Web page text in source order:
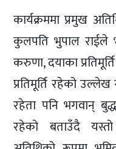
कार्यक्रममा प्रमुख
कुलपति भुपाल राईले
करुणा, दयाका
प्रतिमूर्ति रहेको
रहेता पनि भगवान्
रहेको बताउँदै